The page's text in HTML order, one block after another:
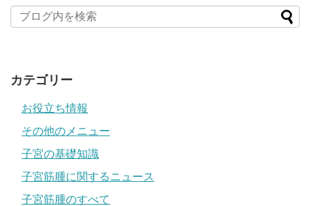
カテゴリー
お役立ち情報
その他のメニュー
子宮の基礎知識
子宮筋腫に関するニュース
子宮筋腫のすべて